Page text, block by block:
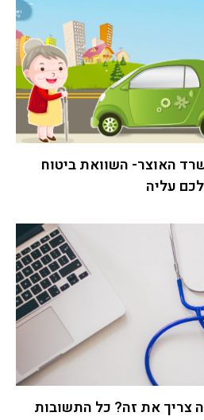
האוצר- השוואת ביטוח
עליה
צריך את זה? כל התשובות